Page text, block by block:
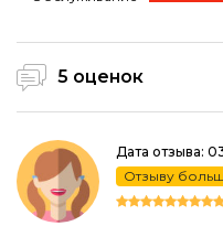
5 оценок
Дата отзыва:
Отзыву